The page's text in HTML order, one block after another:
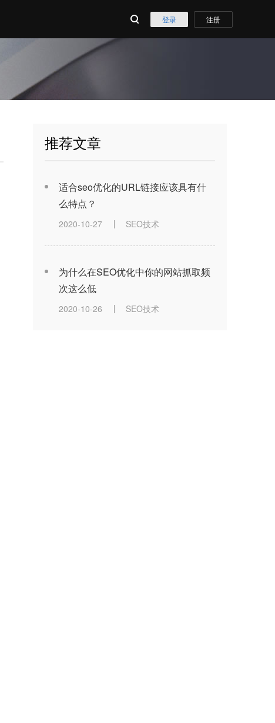
登录 注册
推荐文章
适合seo优化的URL链接应该具有什
么特点？
2020-10-27 SEO技术
为什么在SEO优化中你的网站抓取频
次这么低
2020-10-26 SEO技术